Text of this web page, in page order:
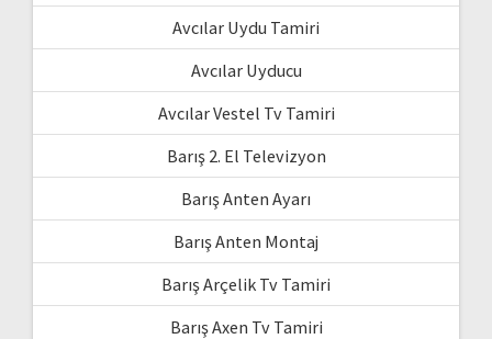
Avcılar Uydu Tamiri
Avcılar Uyducu
Avcılar Vestel Tv Tamiri
Barış 2. El Televizyon
Barış Anten Ayarı
Barış Anten Montaj
Barış Arçelik Tv Tamiri
Barış Axen Tv Tamiri